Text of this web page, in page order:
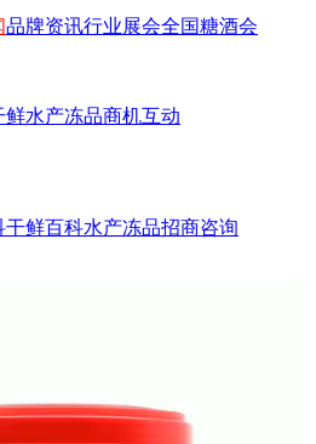
品牌资讯行业展会全国糖酒会
鲜水产冻品商机互动
干鲜百科水产冻品招商咨询